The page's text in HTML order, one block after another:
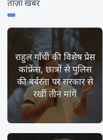
ताज़ा खबर
राहुल गाँधी की विशेष प्रेस
कांफ्रेंस, छात्रों से पुलिस
की बर्बरता पर सरकार से
रखीं तीन मांगें